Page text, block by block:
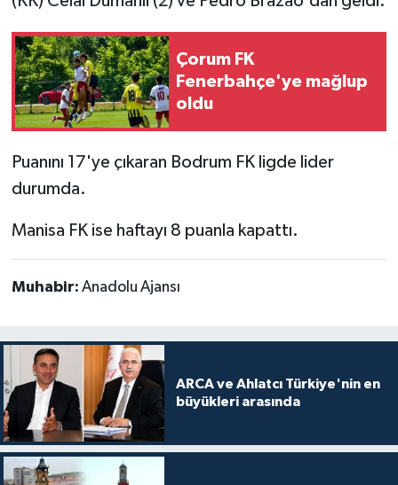
Çorum FK
Fenerbahçe'ye mağlup
oldu
Puanını 17'ye çıkaran Bodrum FK ligde lider
durumda.
Manisa FK ise haftayı 8 puanla kapattı.
Muhabir: Anadolu Ajansı
ARCA ve Ahlatcı Türkiye'nin en
büyükleri arasında